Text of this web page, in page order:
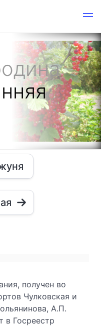
получен во
Чулковская и
А.П.
в Госреестр